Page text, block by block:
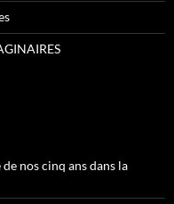
nos cinq ans dans la